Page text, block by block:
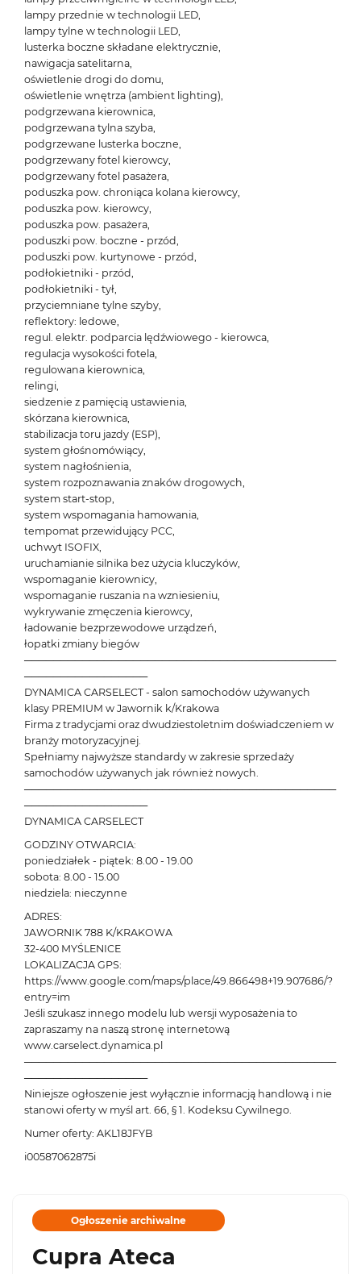
lampy przednie w technologii LED,
lampy tylne w technologii LED,
lusterka boczne składane elektrycznie,
nawigacja satelitarna,
oświetlenie drogi do domu,
oświetlenie wnętrza (ambient lighting),
podgrzewana kierownica,
podgrzewana tylna szyba,
podgrzewane lusterka boczne,
podgrzewany fotel kierowcy,
podgrzewany fotel pasażera,
poduszka pow. chroniąca kolana kierowcy,
poduszka pow. kierowcy,
poduszka pow. pasażera,
poduszki pow. boczne - przód,
poduszki pow. kurtynowe - przód,
podłokietniki - przód,
podłokietniki - tył,
przyciemniane tylne szyby,
reflektory: ledowe,
regul. elektr. podparcia lędźwiowego - kierowca,
regulacja wysokości fotela,
regulowana kierownica,
relingi,
siedzenie z pamięcią ustawienia,
skórzana kierownica,
stabilizacja toru jazdy (ESP),
system głośnomówiący,
system nagłośnienia,
system rozpoznawania znaków drogowych,
system start-stop,
system wspomagania hamowania,
tempomat przewidujący PCC,
uchwyt ISOFIX,
uruchamianie silnika bez użycia kluczyków,
wspomaganie kierownicy,
wspomaganie ruszania na wzniesieniu,
wykrywanie zmęczenia kierowcy,
ładowanie bezprzewodowe urządzeń,
łopatki zmiany biegów
───────────────────────────────────────────
─────────────────
DYNAMICA CARSELECT - salon samochodów używanych
klasy PREMIUM w Jawornik k/Krakowa
Firma z tradycjami oraz dwudziestoletnim doświadczeniem w
branży motoryzacyjnej.
Spełniamy najwyższe standardy w zakresie sprzedaży
samochodów używanych jak również nowych.
───────────────────────────────────────────
─────────────────
DYNAMICA CARSELECT
GODZINY OTWARCIA:
poniedziałek - piątek: 8.00 - 19.00
sobota: 8.00 - 15.00
niedziela: nieczynne
ADRES:
JAWORNIK 788 K/KRAKOWA
32-400 MYŚLENICE
LOKALIZACJA GPS:
https://www.google.com/maps/place/49.866498+19.907686/?
entry=im
Jeśli szukasz innego modelu lub wersji wyposażenia to
zapraszamy na naszą stronę internetową
www.carselect.dynamica.pl
───────────────────────────────────────────
─────────────────
Niniejsze ogłoszenie jest wyłącznie informacją handlową i nie
stanowi oferty w myśl art. 66, § 1. Kodeksu Cywilnego.
Numer oferty: AKL18JFYB
i00587062875i
Ogłoszenie archiwalne
Cupra Ateca